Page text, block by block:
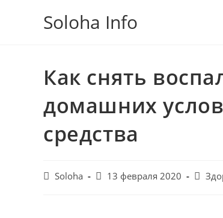
Soloha Info
Как снять
домашних
средства
PostSoloha
Запись
13 февраля 2020
Post